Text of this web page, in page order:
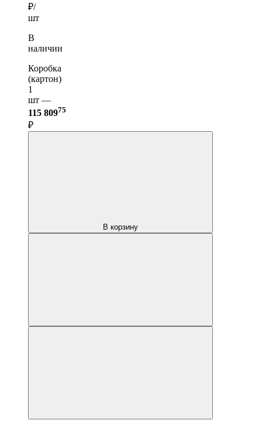
₽/
шт
В
наличии
Коробка
(картон)
1
шт —
115 80975
₽
В корзину